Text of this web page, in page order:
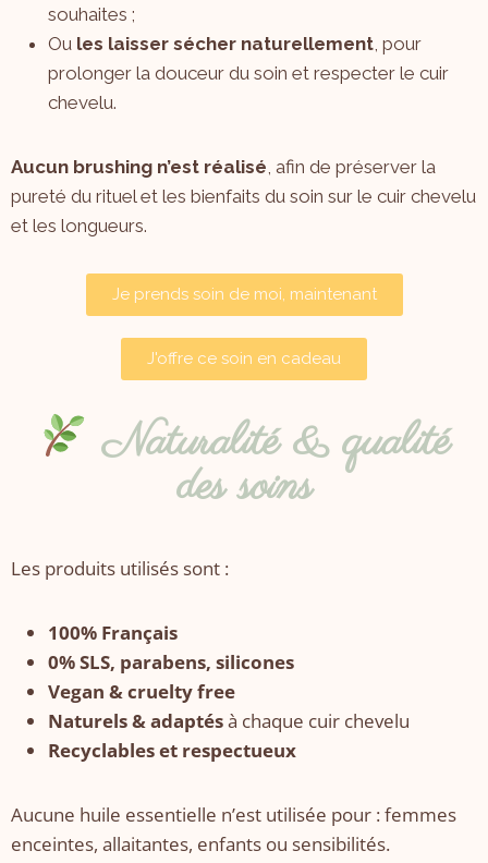
souhaites ;
Ou les laisser sécher naturellement, pour
prolonger la douceur du soin et respecter le cuir
chevelu.
Aucun brushing n’est réalisé, afin de préserver la
pureté du rituel et les bienfaits du soin sur le cuir chevelu
et les longueurs.
Je prends soin de moi, maintenant
J'offre ce soin en cadeau
Naturalité & qualité
des soins
Les produits utilisés sont :
100% Français
0% SLS, parabens, silicones
Vegan & cruelty free
Naturels & adaptésà chaque cuir chevelu
Recyclables et respectueux
Aucune huile essentielle n’est utilisée pour : femmes
enceintes, allaitantes, enfants ou sensibilités.